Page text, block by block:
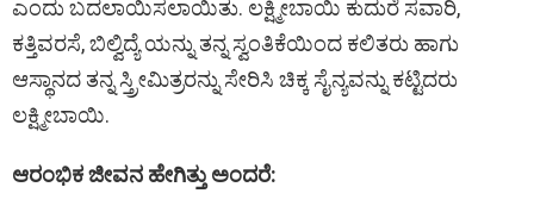
ಎಂದು ಬದಲಾಯಿಸಲಾಯಿತು. ಲಕ್ಷ್ಮೀಬಾಯಿ ಕುದುರೆ ಸವಾರಿ,
ಕತ್ತಿವರಸೆ, ಬಿಲ್ವಿದ್ಯೆ ಯನ್ನು ತನ್ನ ಸ್ವಂತಿಕೆಯಿಂದ ಕಲಿತರು ಹಾಗು
ಆಸ್ಥಾನದ ತನ್ನ ಸ್ತ್ರೀಮಿತ್ರರನ್ನು ಸೇರಿಸಿ ಚಿಕ್ಕ ಸೈನ್ಯವನ್ನು ಕಟ್ಟಿದರು
ಲಕ್ಷ್ಮೀಬಾಯಿ.
ಆರಂಭಿಕ ಜೀವನ ಹೇಗಿತ್ತು ಅಂದರೆ: